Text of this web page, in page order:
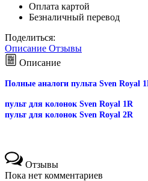
Оплата картой
Безналичный перевод
Поделиться:
Описание Отзывы
Описание
Полные аналоги пульта Sven Royal
пульт для колонок Sven Royal 1R
пульт для колонок Sven Royal 2R
Отзывы
Пока нет комментариев